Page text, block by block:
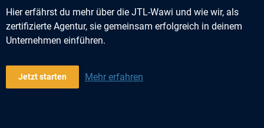
Hier erfährst du mehr über die JTL-Wawi und wie wir, als
zertifizierte Agentur, sie gemeinsam erfolgreich in deinem
Unternehmen einführen.
Jetzt starten Mehr erfahren